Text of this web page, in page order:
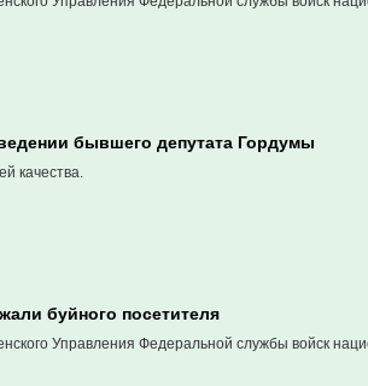
бывшего депутата Гордумы
качества.
буйного посетителя
Управления Федеральной службы войск